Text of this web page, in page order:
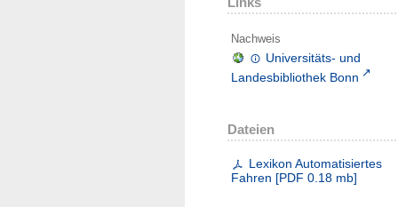
Nachweis
Universitäts- und
Landesbibliothek Bonn
Dateien
Lexikon Automatisiertes
Fahren [PDF 0.18 mb]